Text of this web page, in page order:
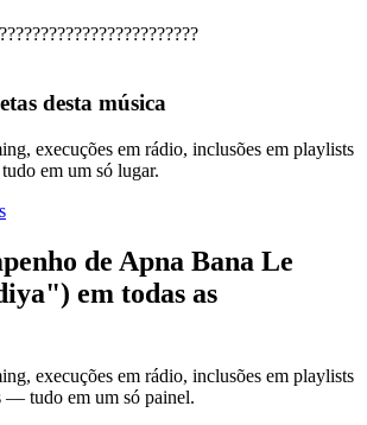
desta música
execuções em rádio, inclusões em playlists
em um só lugar.
de Apna Bana Le
em todas as
execuções em rádio, inclusões em playlists
— tudo em um só painel.